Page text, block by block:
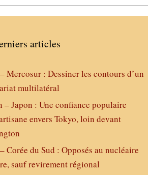
articles
Mercosur : Dessiner les contours d’un
multilatéral
– Japon : Une confiance populaire
envers Tokyo, loin devant
Corée du Sud : Opposés au nucléaire
sauf revirement régional